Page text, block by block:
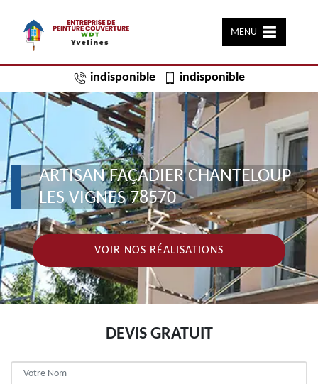
MENU
indisponible indisponible
ARTISAN FAÇADIER CHANTELOUP
LES VIGNES 78570
VOIR NOS RÉALISATIONS
DEVIS GRATUIT